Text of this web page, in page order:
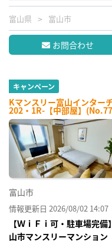
富山県 富山市
お問合わせ
キャンペーン
Kマンスリー富山インター
202・1R-【中部屋】
富山市
情報更新日 2026/08/02 14:07
【ＷｉＦｉ可・駐車場完
山市マンスリーマンション